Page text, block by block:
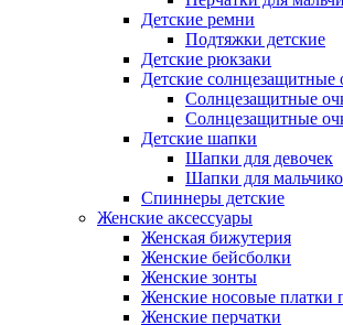
Детские ремни
Подтяжки детские
Детские рюкзаки
Детские солнцезащитные
Солнцезащитные
Солнцезащитные
Детские шапки
Шапки для девочек
Шапки для
Спиннеры детские
Женские аксессуары
Женская бижутерия
Женские бейсболки
Женские зонты
Женские носовые платки
Женские перчатки